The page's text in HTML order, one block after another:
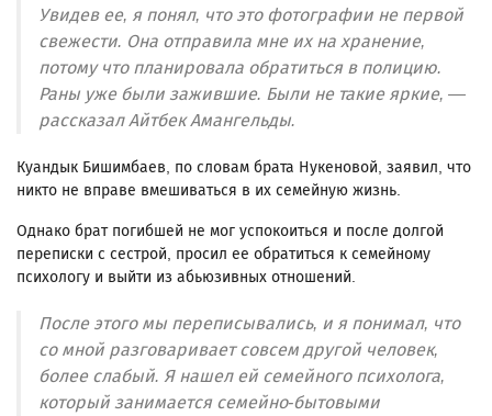
Увидев ее, я понял, что это фотографии не первой
свежести. Она отправила мне их на хранение,
потому что планировала обратиться в полицию.
Раны уже были зажившие. Были не такие яркие, —
рассказал Айтбек Амангельды.
Куандык Бишимбаев, по словам брата Нукеновой, заявил, что
никто не вправе вмешиваться в их семейную жизнь.
Однако брат погибшей не мог успокоиться и после долгой
переписки с сестрой, просил ее обратиться к семейному
психологу и выйти из абьюзивных отношений.
После этого мы переписывались, и я понимал, что
со мной разговаривает совсем другой человек,
более слабый. Я нашел ей семейного психолога,
который занимается семейно-бытовыми